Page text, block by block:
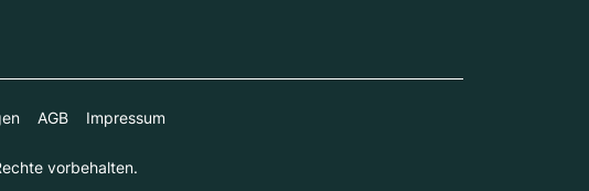
AGB Impressum
vorbehalten.